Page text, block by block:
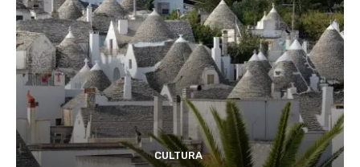
CULTURA